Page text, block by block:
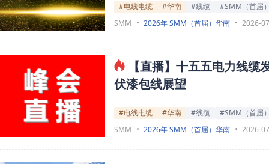
#电线电缆 #华南 #线缆
#SMM（首届
SMM
2026年 SMM（首届）华南 2026-
【直播】十五五电力线
伏漆包线展望
#电线电缆 #华南 #线缆
#SMM（首届
SMM
2026年 SMM（首届）华南 2026-